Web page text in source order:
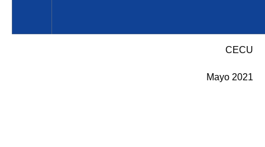
CECU
Mayo 2021